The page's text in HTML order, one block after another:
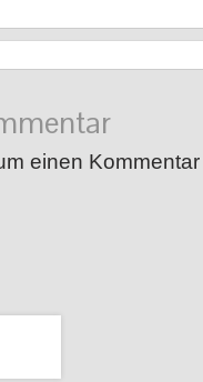
einen